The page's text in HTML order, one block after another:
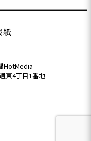
紙
HotMedia
東4丁目1番地